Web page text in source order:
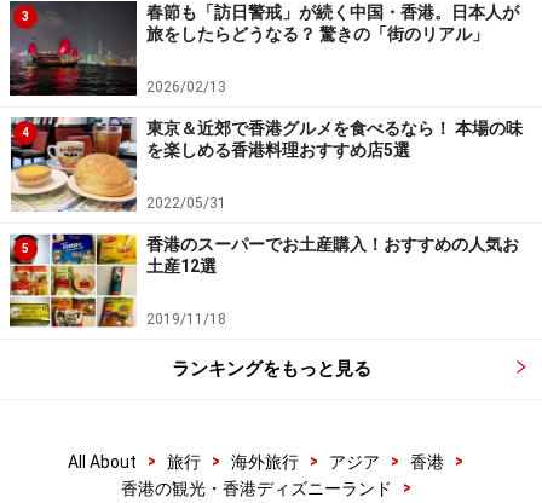
3
春節も「訪日警戒」が続く中国・香港。日本人が
旅をしたらどうなる？ 驚きの「街のリアル」
2026/02/13
4
東京＆近郊で香港グルメを食べるなら！ 本場の味
を楽しめる香港料理おすすめ店5選
2022/05/31
5
香港のスーパーでお土産購入！おすすめの人気お
土産12選
2019/11/18
ランキングをもっと見る
All About > 旅行 > 海外旅行 > アジア > 香港
>
香港の観光・香港ディズニーランド
>